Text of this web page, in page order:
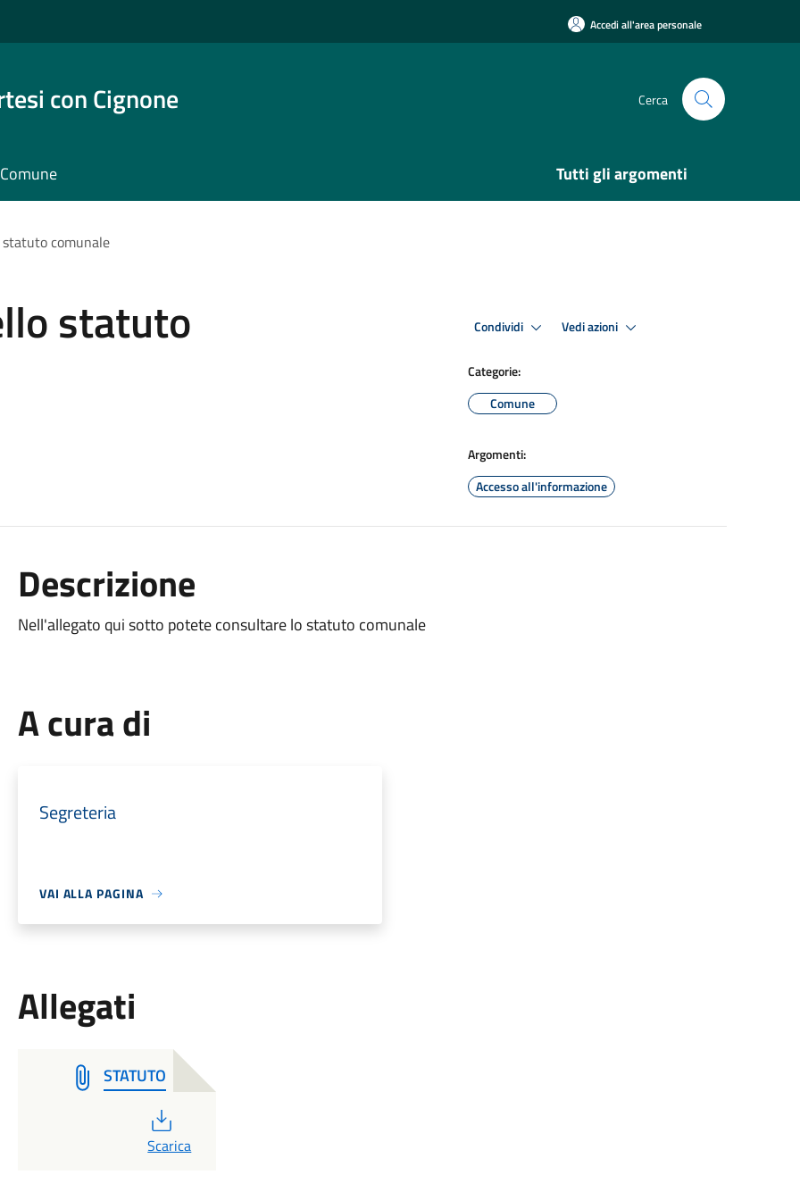
Accedi all'area personale
con Cignone Cerca
Tutti gli argomenti
comunale
statuto Condividi Vedi azioni
Categorie:
Comune
Argomenti:
Accesso all'informazione
Descrizione
Nell'allegato qui sotto potete consultare lo statuto comunale
A cura di
Segreteria
VAI ALLA PAGINA
Allegati
STATUTO
PDF
Scarica